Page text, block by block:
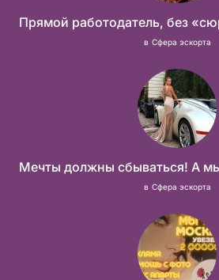
в Сфера эскорта
в Сфера эскорта